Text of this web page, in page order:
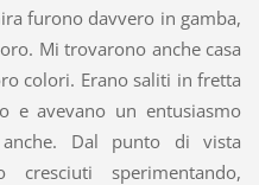
furono davvero in gamba,
Mi trovarono anche casa
colori. Erano saliti in fretta
e avevano un entusiasmo
anche. Dal punto di vista
sperimentando,